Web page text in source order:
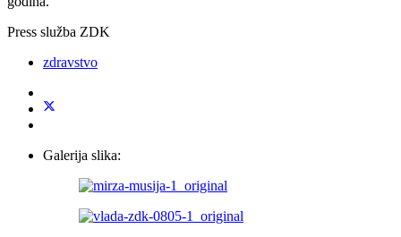
Press služba ZDK
zdravstvo
Galerija slika: